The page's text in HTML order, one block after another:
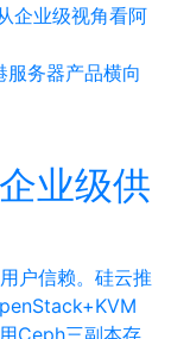
企业级视角看阿
务器产品横向
业级供
户信赖。硅云推
Ceph三副本存